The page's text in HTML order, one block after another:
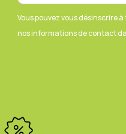
Vous pouvez vous désinscrire
nos informations de contact